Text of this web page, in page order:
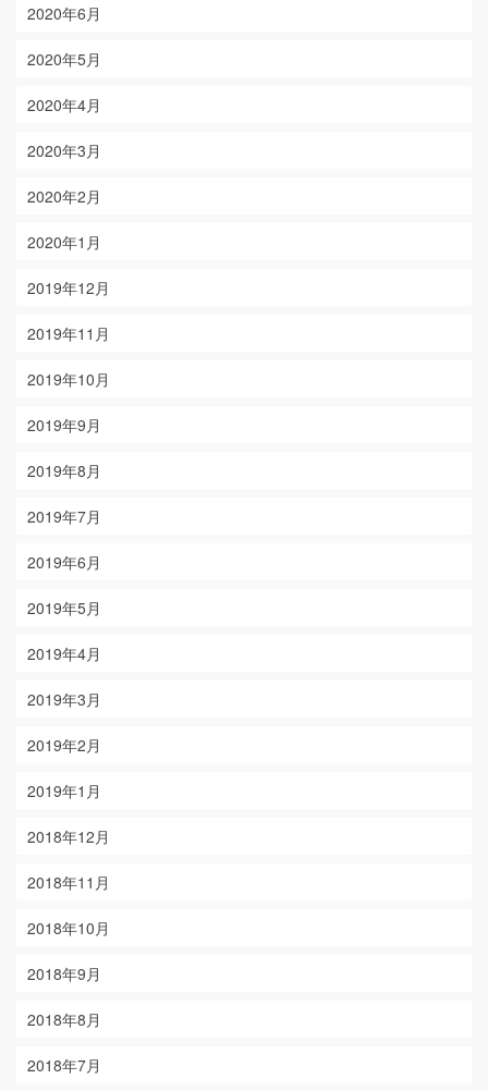
2020年6月
2020年5月
2020年4月
2020年3月
2020年2月
2020年1月
2019年12月
2019年11月
2019年10月
2019年9月
2019年8月
2019年7月
2019年6月
2019年5月
2019年4月
2019年3月
2019年2月
2019年1月
2018年12月
2018年11月
2018年10月
2018年9月
2018年8月
2018年7月